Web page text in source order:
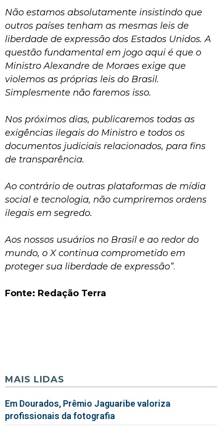
Não estamos absolutamente insistindo que
outros países tenham as mesmas leis de
liberdade de expressão dos Estados Unidos. A
questão fundamental em jogo aqui é que o
Ministro Alexandre de Moraes exige que
violemos as próprias leis do Brasil.
Simplesmente não faremos isso.
Nos próximos dias, publicaremos todas as
exigências ilegais do Ministro e todos os
documentos judiciais relacionados, para fins
de transparência.
Ao contrário de outras plataformas de mídia
social e tecnologia, não cumpriremos ordens
ilegais em segredo.
Aos nossos usuários no Brasil e ao redor do
mundo, o X continua comprometido em
proteger sua liberdade de expressão”.
Fonte: Redação Terra
MAIS LIDAS
Em Dourados, Prêmio Jaguaribe valoriza
profissionais da fotografia